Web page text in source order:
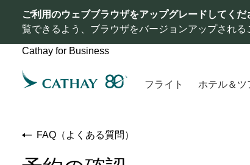
ご利用のウェブブラウザをアップグレードしてくだ
覧できるよう、ブラウザをバージョンアップされる
Cathay for Business
フライト ホテル＆ツ
FAQ（よくある質問）